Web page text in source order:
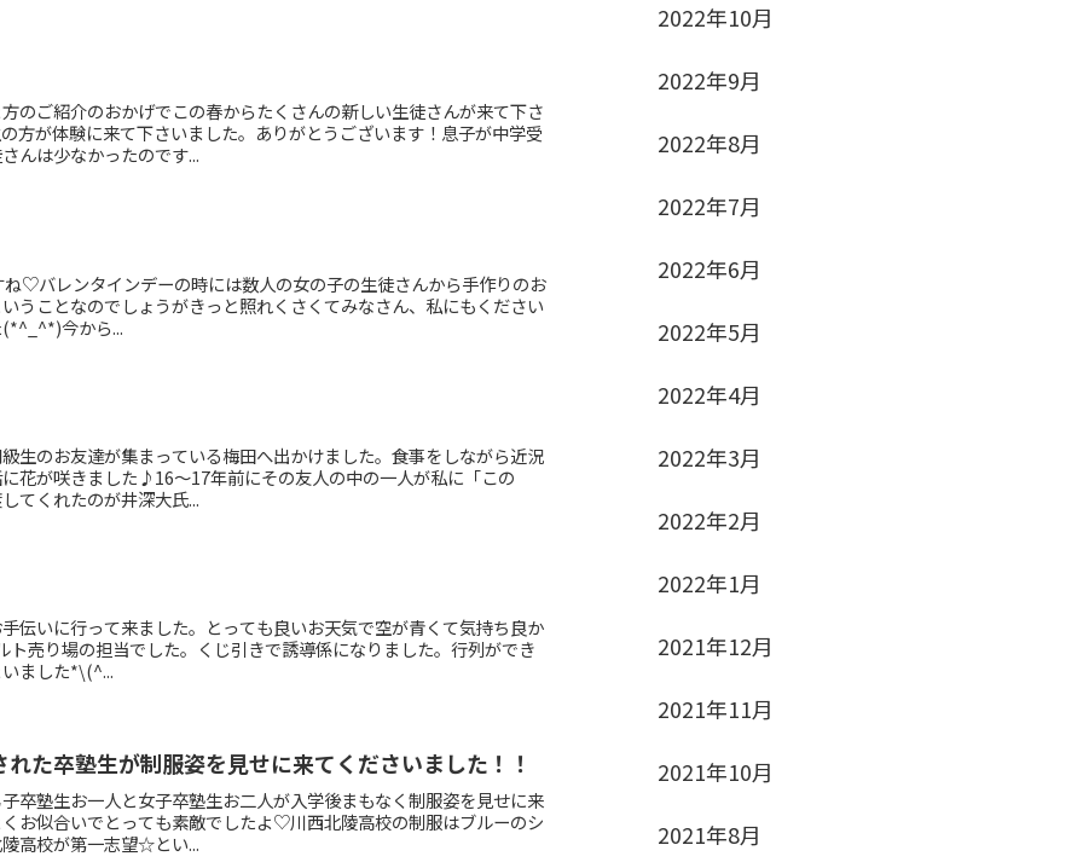
のご紹介のおかげでこの春からたくさんの新しい生徒さんが来て下さ
方が体験に来て下さいました。ありがとうございます！息子が中学受
んは少なかったのです...
♡バレンタインデーの時には数人の女の子の生徒さんから手作りのお
うことなのでしょうがきっと照れくさくてみなさん、私にもください
今から...
生のお友達が集まっている梅田へ出かけました。食事をしながら近況
花が咲きました♪16〜17年前にその友人の中の一人が私に「この
てくれたのが井深大氏...
伝いに行って来ました。とっても良いお天気で空が青くて気持ち良か
売り場の担当でした。くじ引きで誘導係になりました。行列ができ
ました*\(^...
た卒塾生が制服姿を見せに来てくださいました！！
卒塾生お一人と女子卒塾生お二人が入学後まもなく制服姿を見せに来
お似合いでとっても素敵でしたよ♡川西北陵高校の制服はブルーのシ
高校が第一志望☆とい...
2022年10月
2022年9月
2022年8月
2022年7月
2022年6月
2022年5月
2022年4月
2022年3月
2022年2月
2022年1月
2021年12月
2021年11月
2021年10月
2021年8月